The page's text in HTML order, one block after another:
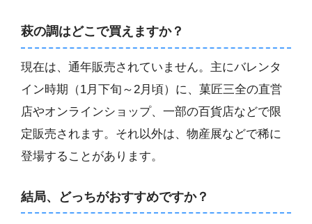
萩の調はどこで買えますか？
現在は、通年販売されていません。主にバレンタ
イン時期（1月下旬～2月頃）に、菓匠三全の直営
店やオンラインショップ、一部の百貨店などで限
定販売されます。それ以外は、物産展などで稀に
登場することがあります。
結局、どっちがおすすめですか？